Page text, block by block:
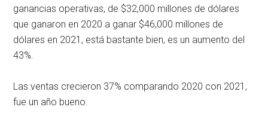
ganancias operativas, de $32,000 millones de dólares
que ganaron en 2020 a ganar $46,000 millones de
dólares en 2021, está bastante bien, es un aumento del
43%.
Las ventas crecieron 37% comparando 2020 con 2021,
fue un año bueno.